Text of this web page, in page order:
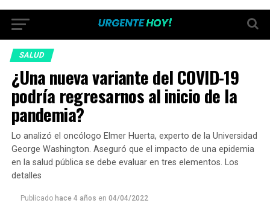
SALUD
¿Una nueva variante del COVID-19
podría regresarnos al inicio de la
pandemia?
Lo analizó el oncólogo Elmer Huerta, experto de la Universidad
George Washington. Aseguró que el impacto de una epidemia
en la salud pública se debe evaluar en tres elementos. Los
detalles
Publicado hace 4 años en 04/04/2022